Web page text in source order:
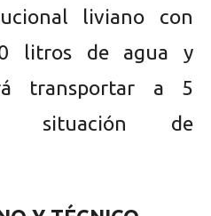
liviano con
litros de agua y
transportar a 5
situación de